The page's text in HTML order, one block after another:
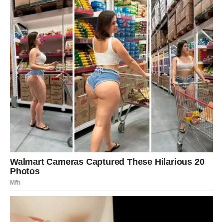
Nedelja donosi razmišljanje o budućnosti i širim
planovima.
JARAC
Subota te vraća obavezama, ali nemoj zaboraviti na
emocije. Partner ili bliska osoba traži tvoju pažnju.
Ako si slobodan – moguće je poznanstvo kroz posao ili
zajedničke obaveze.
Nedelja ti donosi stabilnost i osećaj sigurnosti.
VODOLIJA
Vikend ti donosi inspiraciju i potrebu za slobodom.